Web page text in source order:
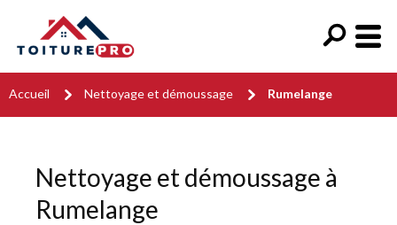
Accueil Nettoyage et démoussage Rumelange
Nettoyage et démoussage à
Rumelange